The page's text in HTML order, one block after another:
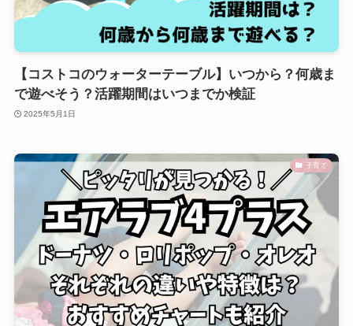
【コストコのウォーターテーブル】いつから？何歳ま
で遊べそう？活躍期間はいつまでか検証
2025年5月1日
子育て